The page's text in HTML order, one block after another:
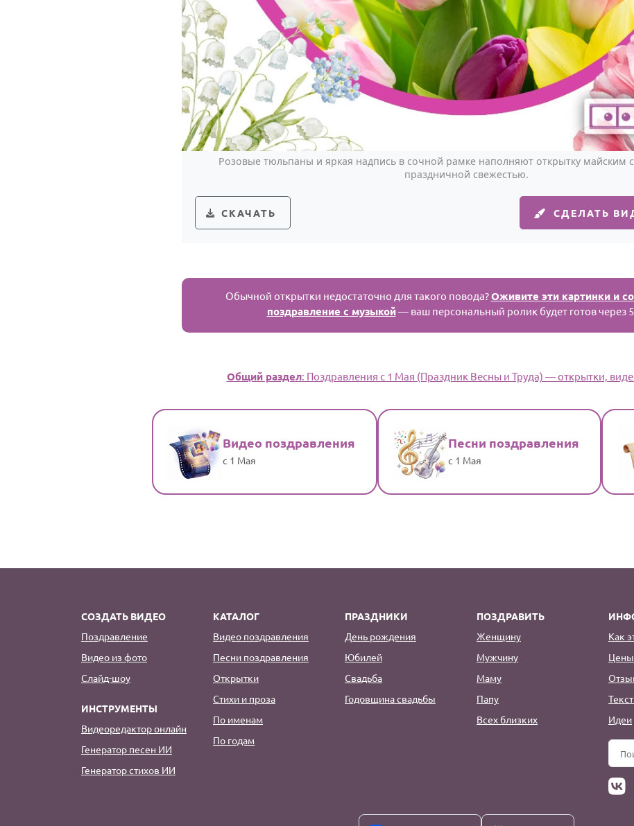
Розовые тюльпаны и яркая надпись в сочной рамке наполняют открытку майским
праздничной свежестью.
СКАЧАТЬ СДЕЛАТЬ
Обычной открытки недостаточно для такого повода?Оживите эти картинки и
поздравление с музыкой— ваш персональный ролик будет готов через
Общий раздел: Поздравления с 1 Мая (Праздник Весны и Труда) — открытки,
Видео поздравления
с 1 Мая
Песни поздравления
с 1 Мая
СОЗДАТЬ ВИДЕО
Поздравление
Видео из фото
Слайд-шоу
ИНСТРУМЕНТЫ
Видеоредактор онлайн
Генератор песен ИИ
Генератор стихов ИИ
КАТАЛОГ
Видео поздравления
Песни поздравления
Открытки
Стихи и проза
По именам
По годам
ПРАЗДНИКИ
День рождения
Юбилей
Свадьба
Годовщина свадьбы
ПОЗДРАВИТЬ
Женщину
Мужчину
Маму
Папу
Всех близких
Как
Цены
Идеи